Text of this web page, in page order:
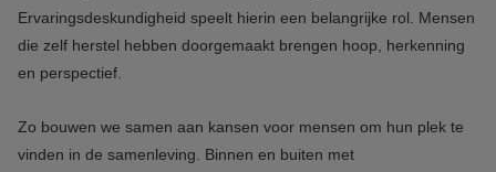
Ervaringsdeskundigheid speelt hierin een belangrijke rol. Mensen
die zelf herstel hebben doorgemaakt brengen hoop, herkenning
en perspectief.
Zo bouwen we samen aan kansen voor mensen om hun plek te
vinden in de samenleving. Binnen en buiten met